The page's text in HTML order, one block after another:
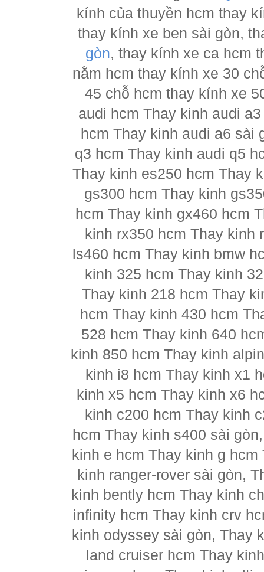
kính của thuyền hcm thay
thay kính xe ben sài gòn,
gòn, thay kính xe ca hcm
nằm hcm thay kính xe 30
45 chỗ hcm thay kính xe
audi hcm Thay kinh audi
hcm Thay kinh audi a6 sài
q3 hcm Thay kinh audi q5
Thay kinh es250 hcm Thay
gs300 hcm Thay kinh
hcm Thay kinh gx460 hcm
kinh rx350 hcm Thay kinh
ls460 hcm Thay kinh bmw
kinh 325 hcm Thay kinh
Thay kinh 218 hcm Thay
hcm Thay kinh 430 hcm
528 hcm Thay kinh 640
kinh 850 hcm Thay kinh
kinh i8 hcm Thay kinh x1
kinh x5 hcm Thay kinh x6
kinh c200 hcm Thay kinh
hcm Thay kinh s400 sài
kinh e hcm Thay kinh g
kinh ranger-rover sài gòn,
kinh bently hcm Thay kinh
infinity hcm Thay kinh crv
kinh odyssey sài gòn, Thay
land cruiser hcm Thay